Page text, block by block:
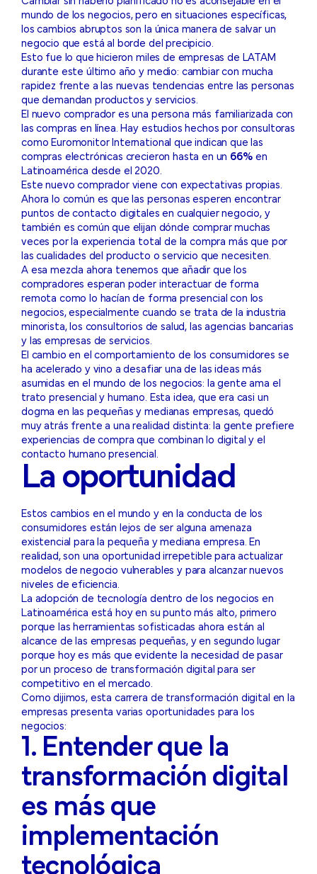
mundo de los negocios, pero en situaciones específicas,
los cambios abruptos son la única manera de salvar un
negocio que está al borde del precipicio.
Esto fue lo que hicieron miles de empresas de LATAM
durante este último año y medio: cambiar con mucha
rapidez frente a las nuevas tendencias entre las personas
que demandan productos y servicios.
El nuevo comprador es una persona más familiarizada con
las compras en línea. Hay estudios hechos por consultoras
como Euromonitor International que indican que las
compras electrónicas crecieron hasta en un 66% en
Latinoamérica desde el 2020.
Este nuevo comprador viene con expectativas propias.
Ahora lo común es que las personas esperen encontrar
puntos de contacto digitales en cualquier negocio, y
también es común que elijan dónde comprar muchas
veces por la experiencia total de la compra más que por
las cualidades del producto o servicio que necesiten.
A esa mezcla ahora tenemos que añadir que los
compradores esperan poder interactuar de forma
remota como lo hacían de forma presencial con los
negocios, especialmente cuando se trata de la industria
minorista, los consultorios de salud, las agencias bancarias
y las empresas de servicios.
El cambio en el comportamiento de los consumidores se
ha acelerado y vino a desafiar una de las ideas más
asumidas en el mundo de los negocios: la gente ama el
trato presencial y humano. Esta idea, que era casi un
dogma en las pequeñas y medianas empresas, quedó
muy atrás frente a una realidad distinta: la gente prefiere
experiencias de compra que combinan lo digital y el
contacto humano presencial.
La oportunidad
Estos cambios en el mundo y en la conducta de los
consumidores están lejos de ser alguna amenaza
existencial para la pequeña y mediana empresa. En
realidad, son una oportunidad irrepetible para actualizar
modelos de negocio vulnerables y para alcanzar nuevos
niveles de eficiencia.
La adopción de tecnología dentro de los negocios en
Latinoamérica está hoy en su punto más alto, primero
porque las herramientas sofisticadas ahora están al
alcance de las empresas pequeñas, y en segundo lugar
porque hoy es más que evidente la necesidad de pasar
por un proceso de transformación digital para ser
competitivo en el mercado.
Como dijimos, esta carrera de transformación digital en la
empresas presenta varias oportunidades para los
negocios:
1. Entender que la
transformación digital
es más que
implementación
tecnológica